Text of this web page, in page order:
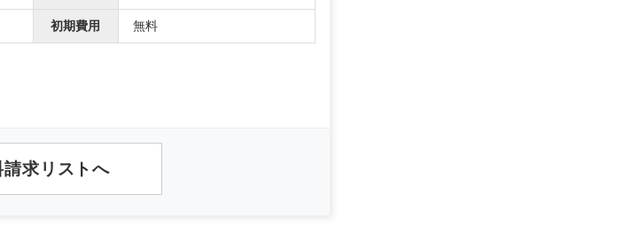
初期費用 無料
請求リストへ